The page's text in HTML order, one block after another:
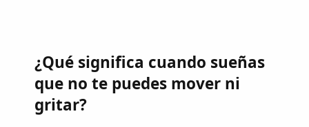
¿Qué significa cuando sueñas
que no te puedes mover ni
gritar?